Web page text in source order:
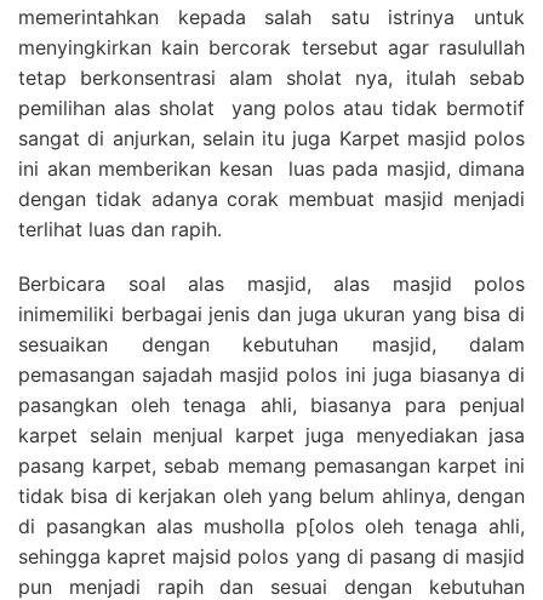
memerintahkan kepada salah satu istrinya untuk
menyingkirkan kain bercorak tersebut agar rasulullah
tetap berkonsentrasi alam sholat nya, itulah sebab
pemilihan alas sholat yang polos atau tidak bermotif
sangat di anjurkan, selain itu juga Karpet masjid polos
ini akan memberikan kesan luas pada masjid, dimana
dengan tidak adanya corak membuat masjid menjadi
terlihat luas dan rapih.
Berbicara soal alas masjid, alas masjid polos
inimemiliki berbagai jenis dan juga ukuran yang bisa di
sesuaikan dengan kebutuhan masjid, dalam
pemasangan sajadah masjid polos ini juga biasanya di
pasangkan oleh tenaga ahli, biasanya para penjual
karpet selain menjual karpet juga menyediakan jasa
pasang karpet, sebab memang pemasangan karpet ini
tidak bisa di kerjakan oleh yang belum ahlinya, dengan
di pasangkan alas musholla p[olos oleh tenaga ahli,
sehingga kapret majsid polos yang di pasang di masjid
pun menjadi rapih dan sesuai dengan kebutuhan